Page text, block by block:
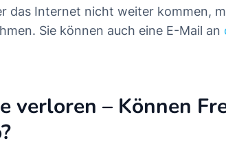
das Internet nicht weiter kommen,
Sie können auch eine E-Mail an
verloren – Können